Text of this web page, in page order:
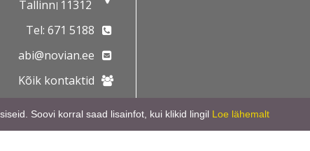
Tallinn11312
Tel: 671 5188
abi@novian.ee
Kõik kontaktid
Soovi korral saad lisainfot, kui klikid lingil Loe lähemalt